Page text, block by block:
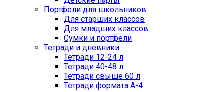
Портфели для школьников
Для старших классов
Для младших классов
Сумки и портфели
Тетради и дневники
Тетради 12-24 л
Тетради 40-48 л
Тетради свыше 60 л
Тетради формата А-4